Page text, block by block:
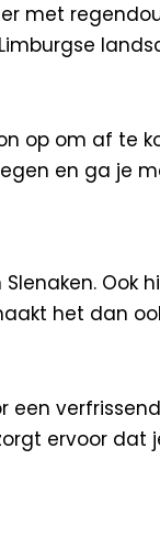
met
op om af
en ga je
het dan
ervoor